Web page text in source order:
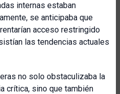
internas estaban
se anticipaba que
acceso restringido
las tendencias actuales
no solo obstaculizaba la
crítica, sino que también